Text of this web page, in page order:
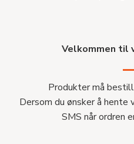
Velkommen til
Produkter må
Dersom du ønsker å hente
SMS når ordren